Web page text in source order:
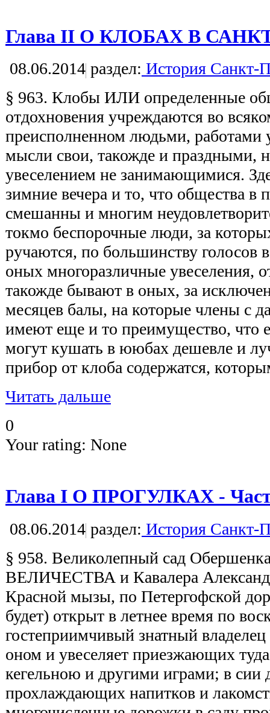
Глава II О КЛОБАХ В
08.06.2014 раздел: История Санкт-
§ 963. Клобы ИЛИ определенные
отдохновения учреждаются во
преисполненном людьми,
мысли свои, такожде и праздными,
увеселением не занимающимися.
зимние вечера и то, что общества в
смешанны и многим
токмо беспорочные люди, за
ручаются, по большинству
оных многоразличные увеселения,
такожде бывают в оных, за
месяцев балы, на которые члены с
имеют еще и то преимущество, что
могут кушать в ююбах дешевле и
прибор от клоба содержатся,
Читать дальше
0
Your rating: None
Глава I О ПРОГУЛКАХ -
08.06.2014 раздел: История Санкт-
§ 958. Великолепный сад
ВЕЛИЧЕСТВА и Кавалера
Красной мызы, по Петергофской
будет) открыт в летнее время по
гостеприимчивый знатный
оном и увеселяет приезжающих
кегельною и другими играми; в сии
прохлаждающих напитков и